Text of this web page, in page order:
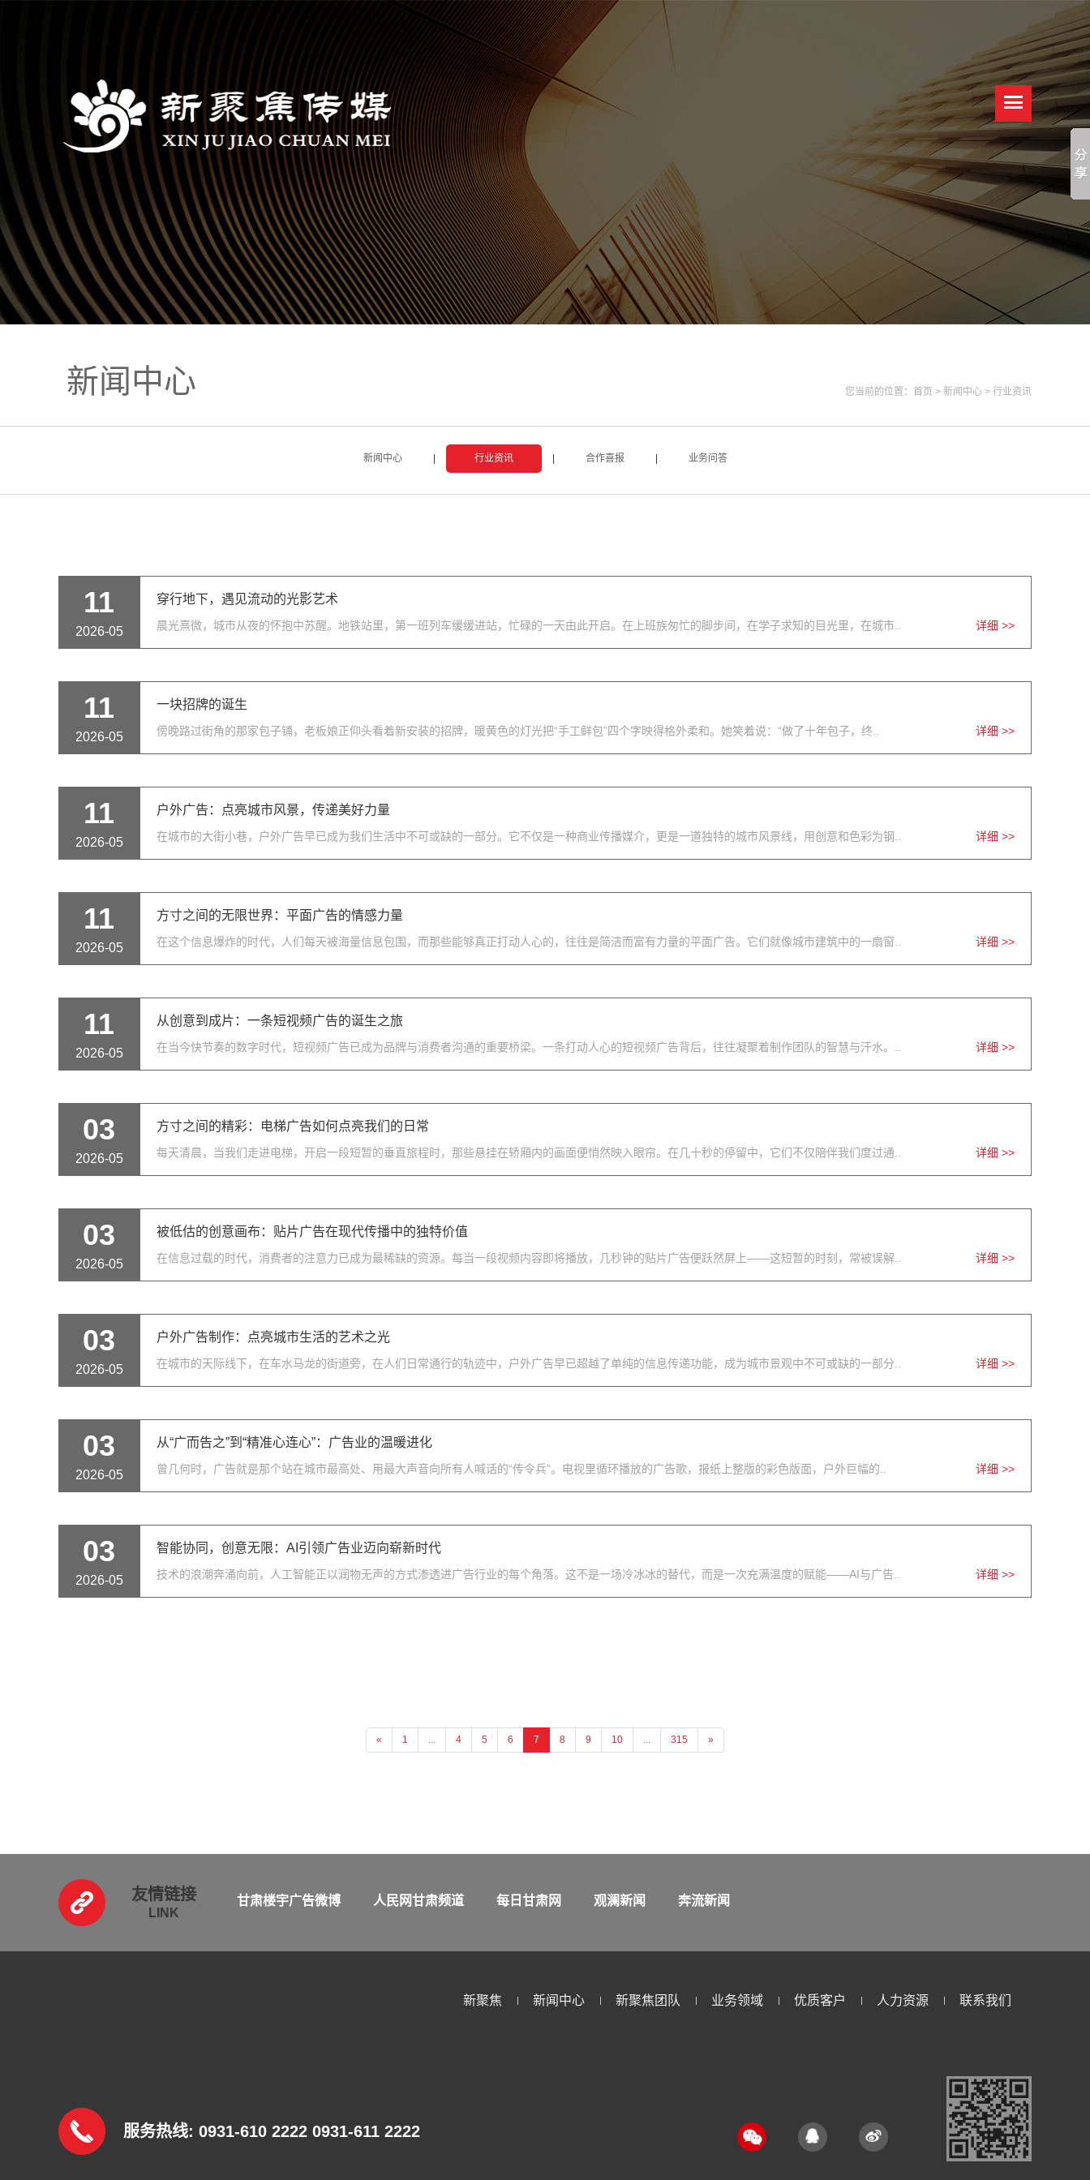
新闻中心 您当前的位置： 首页 > 新闻中心 > 行业资讯
新闻中心 行业资讯 合作喜报 业务问答
11
2026-05
穿行地下，遇见流动的光影艺术
晨光熹微，城市从夜的怀抱中苏醒。地铁站里，第一班列车缓缓进站，忙碌的一天由此开启。在上班族匆忙的脚步间，在学子求知的目光里，在城市.. 详细 >>
11
2026-05
一块招牌的诞生
傍晚路过街角的那家包子铺，老板娘正仰头看着新安装的招牌，暖黄色的灯光把“手工鲜包”四个字映得格外柔和。她笑着说：“做了十年包子，终.. 详细 >>
11
2026-05
户外广告：点亮城市风景，传递美好力量
在城市的大街小巷，户外广告早已成为我们生活中不可或缺的一部分。它不仅是一种商业传播媒介，更是一道独特的城市风景线，用创意和色彩为钢.. 详细 >>
11
2026-05
方寸之间的无限世界：平面广告的情感力量
在这个信息爆炸的时代，人们每天被海量信息包围，而那些能够真正打动人心的，往往是简洁而富有力量的平面广告。它们就像城市建筑中的一扇窗.. 详细 >>
11
2026-05
从创意到成片：一条短视频广告的诞生之旅
在当今快节奏的数字时代，短视频广告已成为品牌与消费者沟通的重要桥梁。一条打动人心的短视频广告背后，往往凝聚着制作团队的智慧与汗水。.. 详细 >>
03
2026-05
方寸之间的精彩：电梯广告如何点亮我们的日常
每天清晨，当我们走进电梯，开启一段短暂的垂直旅程时，那些悬挂在轿厢内的画面便悄然映入眼帘。在几十秒的停留中，它们不仅陪伴我们度过通.. 详细 >>
03
2026-05
被低估的创意画布：贴片广告在现代传播中的独特价值
在信息过载的时代，消费者的注意力已成为最稀缺的资源。每当一段视频内容即将播放，几秒钟的贴片广告便跃然屏上——这短暂的时刻，常被误解.. 详细 >>
03
2026-05
户外广告制作：点亮城市生活的艺术之光
在城市的天际线下，在车水马龙的街道旁，在人们日常通行的轨迹中，户外广告早已超越了单纯的信息传递功能，成为城市景观中不可或缺的一部分.. 详细 >>
03
2026-05
从“广而告之”到“精准心连心”：广告业的温暖进化
曾几何时，广告就是那个站在城市最高处、用最大声音向所有人喊话的“传令兵”。电视里循环播放的广告歌，报纸上整版的彩色版面，户外巨幅的.. 详细 >>
03
2026-05
智能协同，创意无限：AI引领广告业迈向崭新时代
技术的浪潮奔涌向前，人工智能正以润物无声的方式渗透进广告行业的每个角落。这不是一场冷冰冰的替代，而是一次充满温度的赋能——AI与广告.. 详细 >>
« 1 ... 4 5 6 7 8 9 10 ... 315 »
友情链接
LINK
甘肃楼宇广告微博 人民网甘肃频道 每日甘肃网 观澜新闻 奔流新闻
服务热线: 0931-610 2222 0931-611 2222
新聚焦 新闻中心 新聚焦团队 业务领域 优质客户 人力资源 联系我们